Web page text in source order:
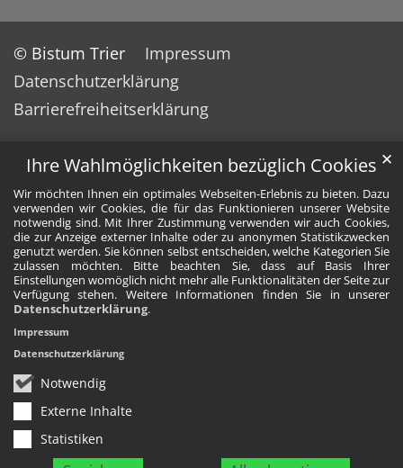
Ihre Wahlmöglichkeiten bezüglich Cookies
Wir möchten Ihnen ein optimales Webseiten-Erlebnis zu bieten. Dazu
verwenden wir Cookies, die für das Funktionieren unserer Website
notwendig sind. Mit Ihrer Zustimmung verwenden wir auch Cookies,
die zur Anzeige externer Inhalte oder zu anonymen Statistikzwecken
genutzt werden. Sie können selbst entscheiden, welche Kategorien Sie
zulassen möchten. Bitte beachten Sie, dass auf Basis Ihrer
Einstellungen womöglich nicht mehr alle Funktionalitäten der Seite zur
Verfügung stehen. Weitere Informationen finden Sie in unserer
Datenschutzerklärung.
Notwendig
Externe Inhalte
Statistiken
✕
Impressum
Datenschutzerklärung
© Bistum Trier
Impressum
Datenschutzerklärung
Barrierefreiheitserklärung